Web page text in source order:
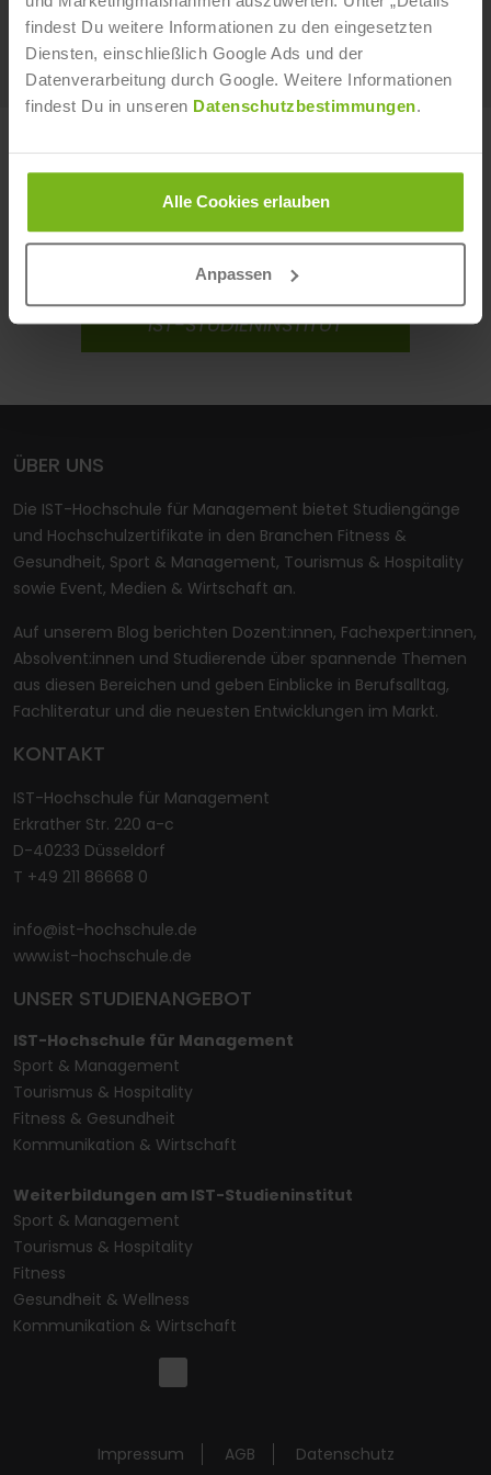
findest Du weitere Informationen zu den eingesetzten
Diensten, einschließlich Google Ads und der
Datenverarbeitung durch Google. Weitere Informationen
findest Du in unseren Datenschutzbestimmungen.
Alle Cookies erlauben
Anpassen
Weiterlesen
ERFAHRE MEHR ÜBER UNSERE
STUDIENGÄNGE UND WEITERBILDUNGEN!
IST-HOCHSCHULE
IST-STUDIENINSTITUT
ÜBER UNS
Die IST-Hochschule für Management bietet Studiengänge
und Hochschulzertifikate in den Branchen Fitness &
Gesundheit, Sport & Management, Tourismus & Hospitality
sowie Event, Medien & Wirtschaft an.
Auf unserem Blog berichten Dozent:innen, Fachexpert:innen,
Absolvent:innen und Studierende über spannende Themen
aus diesen Bereichen und geben Einblicke in Berufsalltag,
Fachliteratur und die neuesten Entwicklungen im Markt.
KONTAKT
IST-Hochschule für Management
Erkrather Str. 220 a-c
D-40233 Düsseldorf
T +49 211 86668 0
info@ist-hochschule.de
www.ist-hochschule.de
UNSER STUDIENANGEBOT
IST-Hochschule für Management
Sport & Management
Tourismus & Hospitality
Fitness & Gesundheit
Kommunikation & Wirtschaft
Weiterbildungen am IST-Studieninstitut
Sport & Management
Tourismus & Hospitality
Fitness
Gesundheit & Wellness
Kommunikation & Wirtschaft
Impressum AGB Datenschutz